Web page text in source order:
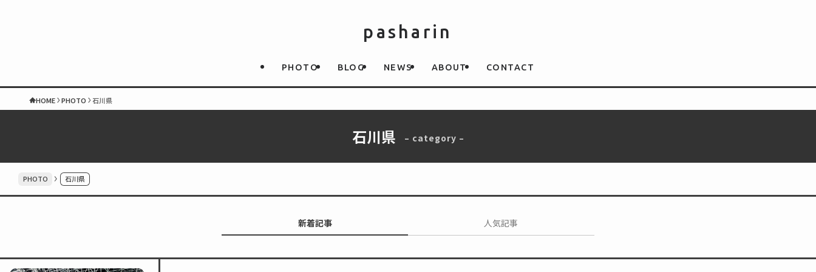
pasharin
PHOTO BLOG NEWS ABOUT CONTACT
HOME PHOTO 石川県
石川県 – category –
PHOTO 石川県
新着記事 人気記事